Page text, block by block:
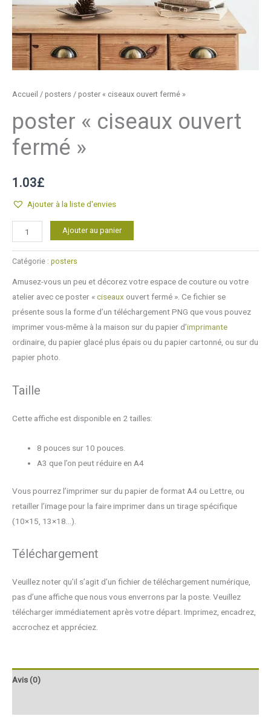
Accueil / posters / poster « ciseaux ouvert fermé »
poster « ciseaux ouvert
fermé »
1.03£
Ajouter à la liste d'envies
quantité
de
poster
Ajouter au panier
Catégorie : posters
Amusez-vous un peu et décorez votre espace de couture ou votre
atelier avec ce poster «ciseaux ouvert fermé ». Ce fichier se
présente sous la forme d’un téléchargement PNG que vous pouvez
imprimer vous-même à la maison sur du papier d’imprimante
ordinaire, du papier glacé plus épais ou du papier cartonné, ou sur du
papier photo.
Taille
Cette affiche est disponible en 2 tailles:
8 pouces sur 10 pouces.
A3 que l’on peut réduire en A4
Vous pourrez l’imprimer sur du papier de format A4 ou Lettre, ou
retailler l’image pour la faire imprimer dans un tirage spécifique
(10×15, 13×18…).
Téléchargement
Veuillez noter qu’il s’agit d’un fichier de téléchargement numérique,
pas d’une affiche que nous vous enverrons par la poste. Veuillez
télécharger immédiatement après votre départ. Imprimez, encadrez,
accrochez et appréciez.
Avis (0)